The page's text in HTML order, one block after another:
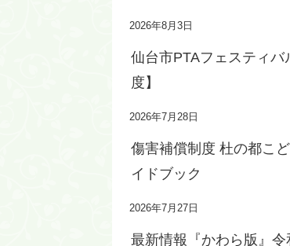
2026年8月3日
仙台市PTAフェスティバ
度】
2026年7月28日
傷害補償制度 杜の都こ
イドブック
2026年7月27日
最新情報『かわら版』